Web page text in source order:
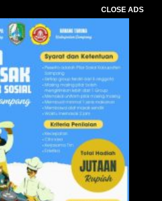
CLOSE ADS